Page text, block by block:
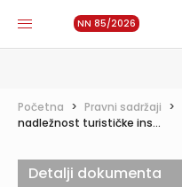
NN 85/2026
Početna > Pravni sadržaji >
nadležnost turističke ins...
Detalji dokumenta